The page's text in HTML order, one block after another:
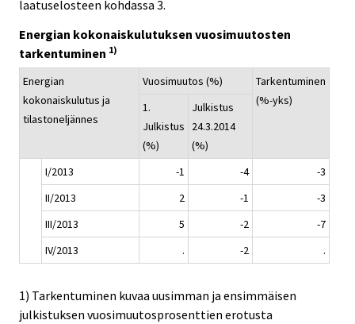
laatuselosteen kohdassa 3.
Energian kokonaiskulutuksen vuosimuutosten
tarkentuminen 1)
Energian
kokonaiskulutus ja
tilastoneljännes
Vuosimuutos (%)
Tarkentuminen
(%-yks)
1.
Julkistus
(%)
Julkistus
24.3.2014
(%)
I/2013
-1 -4
-3
II/2013
2 -1
-3
III/2013
5 -2
-7
IV/2013
. -2 .
1) Tarkentuminen kuvaa uusimman ja ensimmäisen
julkistuksen vuosimuutosprosenttien erotusta